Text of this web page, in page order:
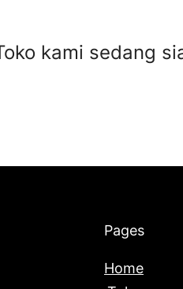
kami sedang
Pages
Home